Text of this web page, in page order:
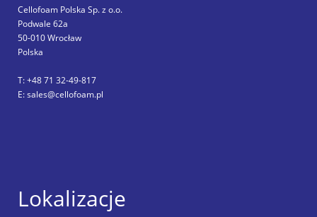
Cellofoam Polska Sp. z o.o.
Podwale 62a
50-010 Wrocław
Polska
T: +48 71 32-49-817
E: sales@cellofoam.pl
Lokalizacje